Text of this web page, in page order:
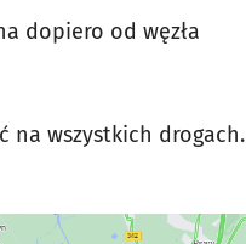
dopiero od węzła
na wszystkich drogach.